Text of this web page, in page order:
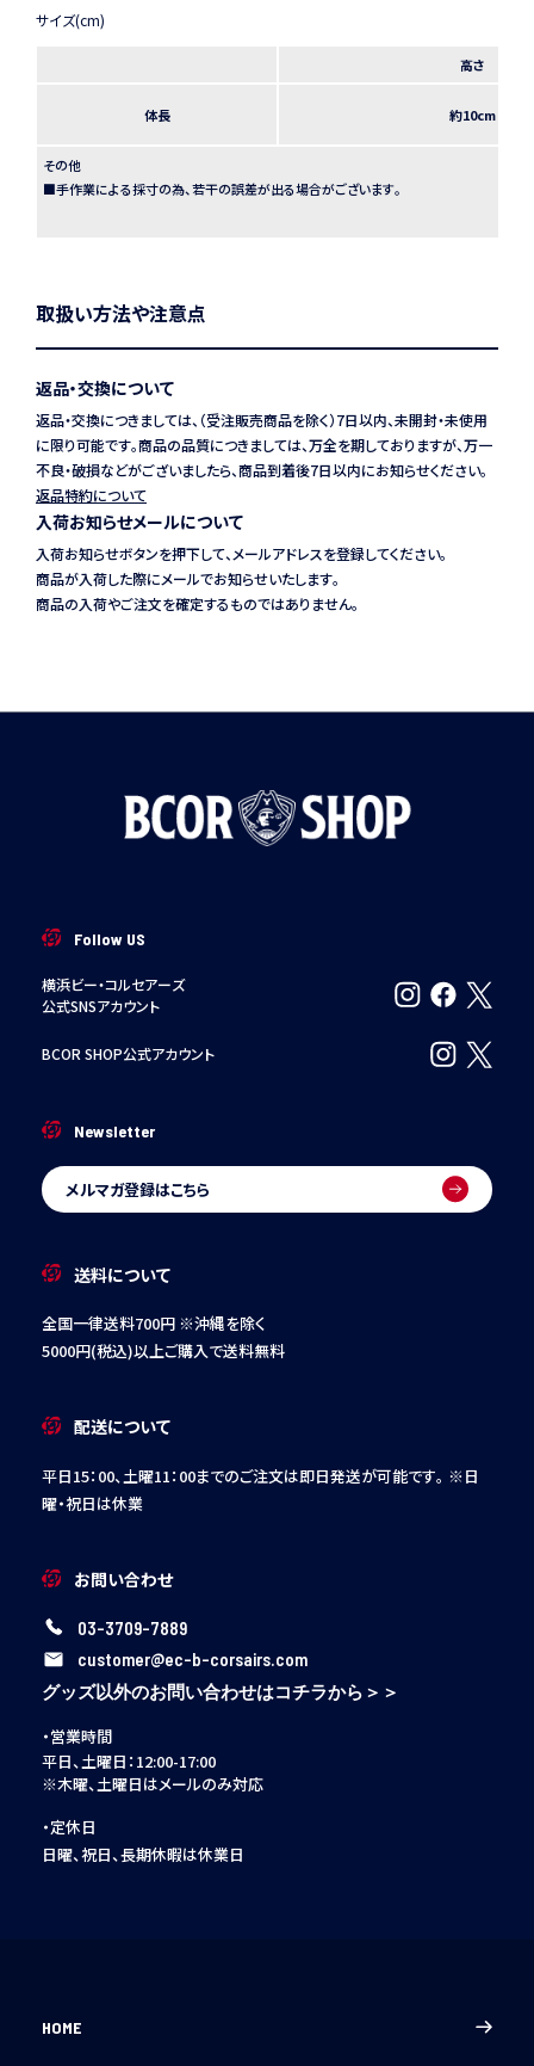
高さ
体長 約10cm
その他
■手作業による採寸の為、若干の誤差が出る場合がございます。
取扱い方法や注意点
返品・交換について
返品・交換につきましては、（受注販売商品を除く）7日以内、未開封・未使用
に限り可能です。商品の品質につきましては、万全を期しておりますが、万一
不良・破損などがございましたら、商品到着後7日以内にお知らせください。
返品特約について
入荷お知らせメールについて
入荷お知らせボタンを押下して、メールアドレスを登録してください。
商品が入荷した際にメールでお知らせいたします。
商品の入荷やご注文を確定するものではありません。
Follow US
横浜ビー・コルセアーズ
公式SNSアカウント
BCOR SHOP公式アカウント
Newsletter
メルマガ登録はこちら
送料について
全国一律送料700円 ※沖縄を除く
5000円(税込)以上ご購入で送料無料
配送について
平日15：00、土曜11：00までのご注文は即日発送が可能です。 ※日
曜・祝日は休業
お問い合わせ
03-3709-7889
customer@ec-b-corsairs.com
グッズ以外のお問い合わせはコチラから＞＞
・営業時間
平日、土曜日：12:00-17:00
※木曜、土曜日はメールのみ対応
・定休日
日曜、祝日、長期休暇は休業日
HOME